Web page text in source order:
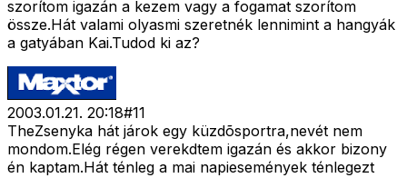
szorítom igazán a kezem vagy a fogamat szorítom
össze.Hát valami olyasmi szeretnék lennimint a hangyák
a gatyában Kai.Tudod ki az?
2003.01.21. 20:18#11
TheZsenyka hát járok egy küzdõsportra,nevét nem
mondom.Elég régen verekdtem igazán és akkor bizony
én kaptam.Hát ténleg a mai napiesemények ténlegezt